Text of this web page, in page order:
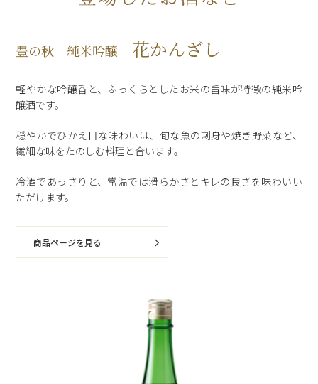
豊の秋 純米吟醸 花かんざし
軽やかな吟醸香と、ふっくらとしたお米の旨味が特徴の純米吟
醸酒です。
穏やかでひかえ目な味わいは、旬な魚の刺身や焼き野菜など、
繊細な味をたのしむ料理と合います。
冷酒であっさりと、常温では滑らかさとキレの良さを味わいい
ただけます。
商品ページを見る